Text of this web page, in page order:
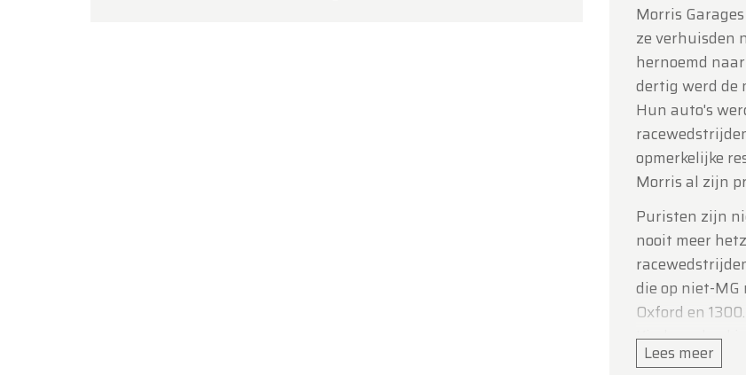
Morris
ze verhuisden
hernoemd
dertig werd de
Hun auto's
opmerkelijke
Morris al zijn
Puristen zijn
nooit meer
die op niet-
Oxford en
Kimbers dood
en verkocht
Lees meer